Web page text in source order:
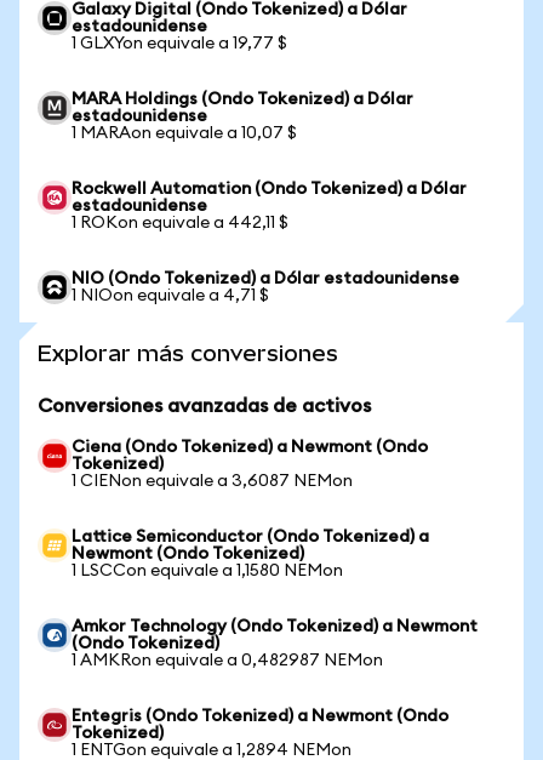
Galaxy Digital (Ondo Tokenized) a Dólar
estadounidense
1 GLXYon equivale a 19,77 $
MARA Holdings (Ondo Tokenized) a Dólar
estadounidense
1 MARAon equivale a 10,07 $
Rockwell Automation (Ondo Tokenized) a Dólar
estadounidense
1 ROKon equivale a 442,11 $
NIO (Ondo Tokenized) a Dólar estadounidense
1 NIOon equivale a 4,71 $
Explorar más conversiones
Conversiones avanzadas de activos
Ciena (Ondo Tokenized) a Newmont (Ondo
Tokenized)
1 CIENon equivale a 3,6087 NEMon
Lattice Semiconductor (Ondo Tokenized) a
Newmont (Ondo Tokenized)
1 LSCCon equivale a 1,1580 NEMon
Amkor Technology (Ondo Tokenized) a Newmont
(Ondo Tokenized)
1 AMKRon equivale a 0,482987 NEMon
Entegris (Ondo Tokenized) a Newmont (Ondo
Tokenized)
1 ENTGon equivale a 1,2894 NEMon